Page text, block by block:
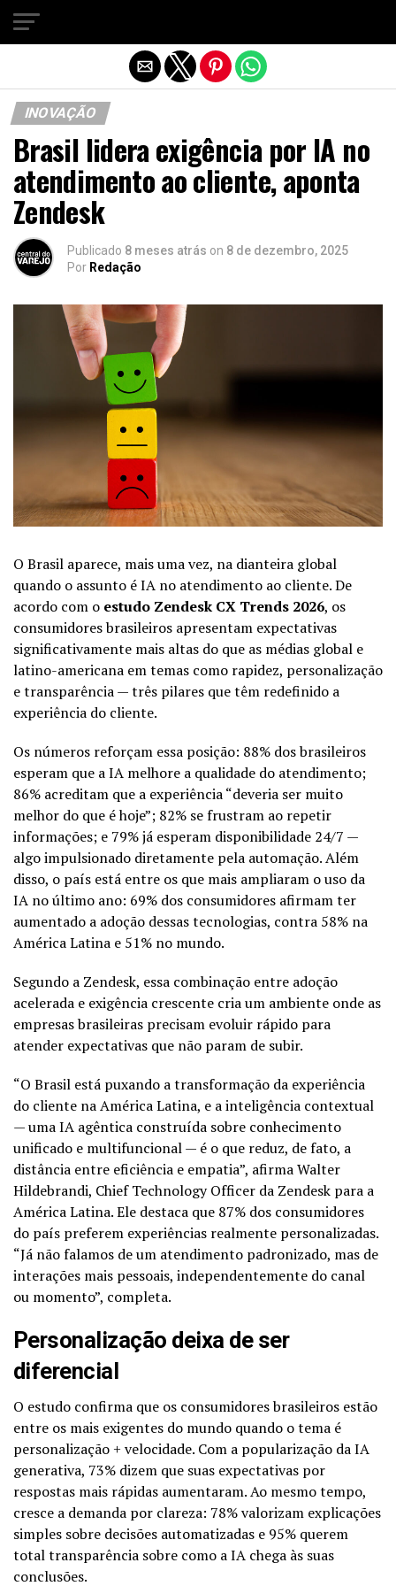
INOVAÇÃO
Brasil lidera exigência por IA no
atendimento ao cliente, aponta
Zendesk
Publicado 8 meses atrás on 8 de dezembro, 2025
Por Redação
O Brasil aparece, mais uma vez, na dianteira global
quando o assunto é IA no atendimento ao cliente. De
acordo com o estudo Zendesk CX Trends 2026, os
consumidores brasileiros apresentam expectativas
significativamente mais altas do que as médias global e
latino-americana em temas como rapidez, personalização
e transparência — três pilares que têm redefinido a
experiência do cliente.
Os números reforçam essa posição: 88% dos brasileiros
esperam que a IA melhore a qualidade do atendimento;
86% acreditam que a experiência “deveria ser muito
melhor do que é hoje”; 82% se frustram ao repetir
informações; e 79% já esperam disponibilidade 24/7 —
algo impulsionado diretamente pela automação. Além
disso, o país está entre os que mais ampliaram o uso da
IA no último ano: 69% dos consumidores afirmam ter
aumentado a adoção dessas tecnologias, contra 58% na
América Latina e 51% no mundo.
Segundo a Zendesk, essa combinação entre adoção
acelerada e exigência crescente cria um ambiente onde as
empresas brasileiras precisam evoluir rápido para
atender expectativas que não param de subir.
“O Brasil está puxando a transformação da experiência
do cliente na América Latina, e a inteligência contextual
— uma IA agêntica construída sobre conhecimento
unificado e multifuncional — é o que reduz, de fato, a
distância entre eficiência e empatia”, afirma Walter
Hildebrandi, Chief Technology Officer da Zendesk para a
América Latina. Ele destaca que 87% dos consumidores
do país preferem experiências realmente personalizadas.
“Já não falamos de um atendimento padronizado, mas de
interações mais pessoais, independentemente do canal
ou momento”, completa.
Personalização deixa de ser
diferencial
O estudo confirma que os consumidores brasileiros estão
entre os mais exigentes do mundo quando o tema é
personalização + velocidade. Com a popularização da IA
generativa, 73% dizem que suas expectativas por
respostas mais rápidas aumentaram. Ao mesmo tempo,
cresce a demanda por clareza: 78% valorizam explicações
simples sobre decisões automatizadas e 95% querem
total transparência sobre como a IA chega às suas
conclusões.